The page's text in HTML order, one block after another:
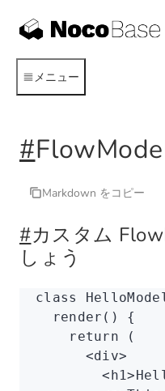
メニュー
#
Markdown をコピー
#カスタム
しょう
class
  render
() {
    return
(
      <
div>
        <
h1